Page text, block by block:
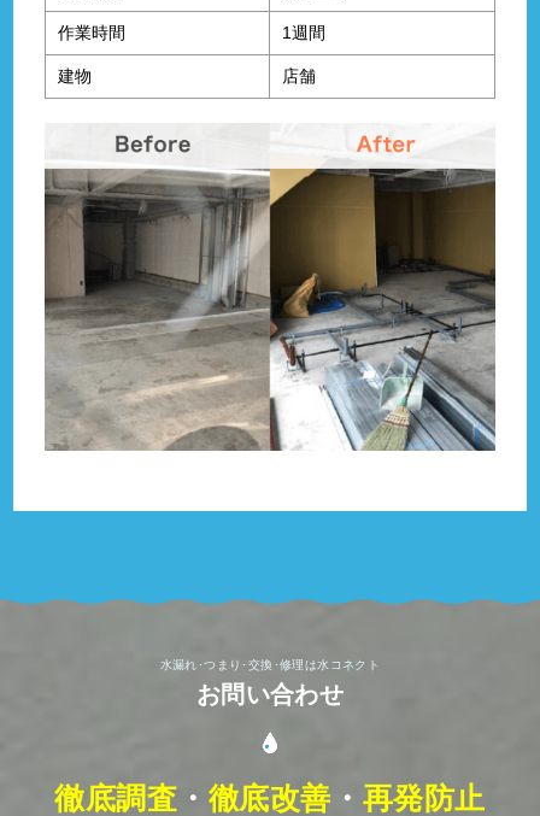
作業時間 1週間
建物 店舗
水漏れ･つまり･交換･修理は水コネクト
お問い合わせ
徹底調査 ・ 徹底改善 ・ 再発防止